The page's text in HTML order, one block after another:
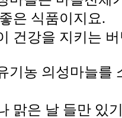
은 식품이지요.
건강을 지키는
맑은 날 들만 있